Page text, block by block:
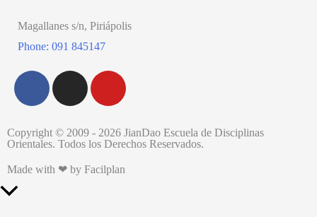
Magallanes s/n, Piriápolis
Phone: 091 845147
Copyright © 2009 - 2026 JianDao Escuela de Disciplinas
Orientales. Todos los Derechos Reservados.
Made with ❤ by Facilplan